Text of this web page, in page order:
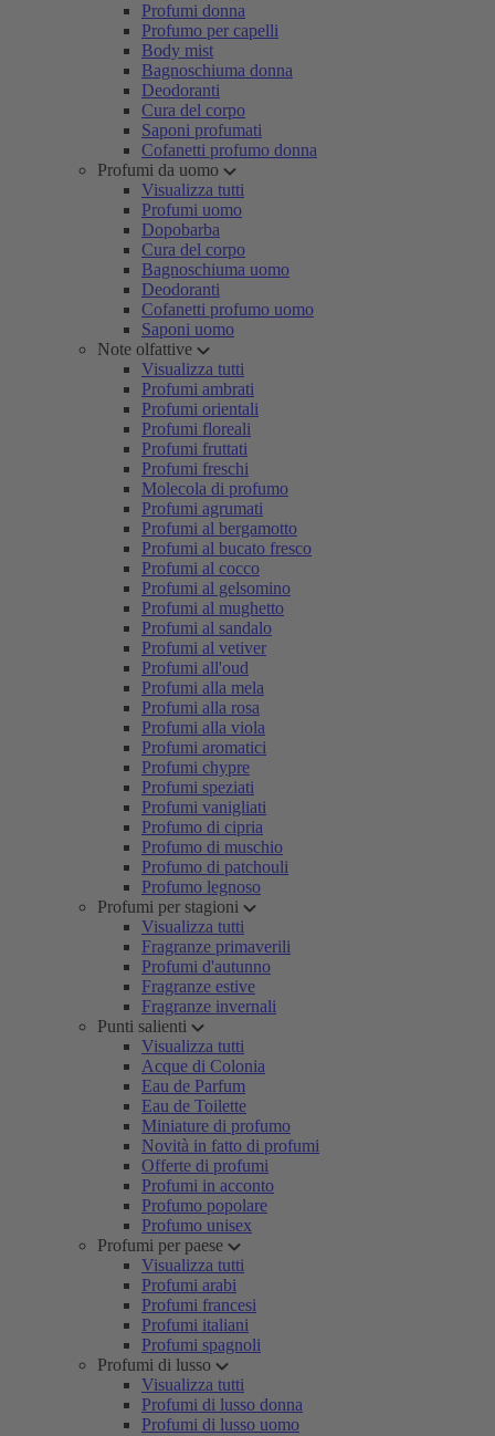
Profumi donna
Profumo per capelli
Body mist
Bagnoschiuma donna
Deodoranti
Cura del corpo
Saponi profumati
Cofanetti profumo donna
Profumi da uomo
Visualizza tutti
Profumi uomo
Dopobarba
Cura del corpo
Bagnoschiuma uomo
Deodoranti
Cofanetti profumo uomo
Saponi uomo
Note olfattive
Visualizza tutti
Profumi ambrati
Profumi orientali
Profumi floreali
Profumi fruttati
Profumi freschi
Molecola di profumo
Profumi agrumati
Profumi al bergamotto
Profumi al bucato fresco
Profumi al cocco
Profumi al gelsomino
Profumi al mughetto
Profumi al sandalo
Profumi al vetiver
Profumi all'oud
Profumi alla mela
Profumi alla rosa
Profumi alla viola
Profumi aromatici
Profumi chypre
Profumi speziati
Profumi vanigliati
Profumo di cipria
Profumo di muschio
Profumo di patchouli
Profumo legnoso
Profumi per stagioni
Visualizza tutti
Fragranze primaverili
Profumi d'autunno
Fragranze estive
Fragranze invernali
Punti salienti
Visualizza tutti
Acque di Colonia
Eau de Parfum
Eau de Toilette
Miniature di profumo
Novità in fatto di profumi
Offerte di profumi
Profumi in acconto
Profumo popolare
Profumo unisex
Profumi per paese
Visualizza tutti
Profumi arabi
Profumi francesi
Profumi italiani
Profumi spagnoli
Profumi di lusso
Visualizza tutti
Profumi di lusso donna
Profumi di lusso uomo